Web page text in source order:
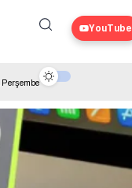
YouTube
Perşembe